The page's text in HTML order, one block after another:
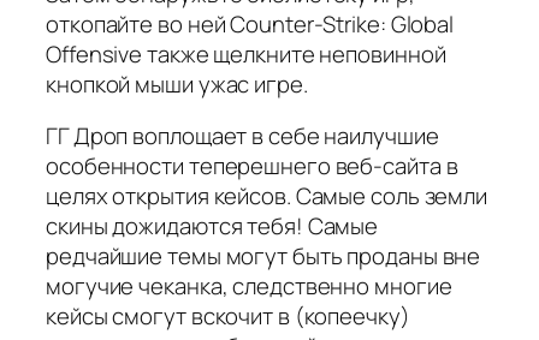
откопайте во ней Counter-Strike: Global
Offensive также щелкните неповинной
кнопкой мыши ужас игре.
ГГ Дроп воплощает в себе наилучшие
особенности теперешнего веб-сайта в
целях открытия кейсов. Самые соль земли
скины дожидаются тебя! Самые
редчайшие темы могут быть проданы вне
могучие чеканка, следственно многие
кейсы смогут вскочит в (копеечку)